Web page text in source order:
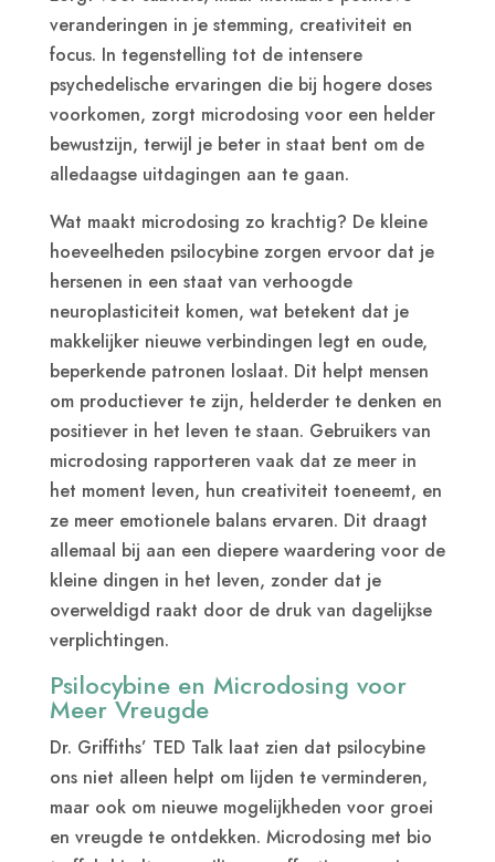
veranderingen in je stemming, creativiteit en
focus. In tegenstelling tot de intensere
psychedelische ervaringen die bij hogere doses
voorkomen, zorgt microdosing voor een helder
bewustzijn, terwijl je beter in staat bent om de
alledaagse uitdagingen aan te gaan.
Wat maakt microdosing zo krachtig? De kleine
hoeveelheden psilocybine zorgen ervoor dat je
hersenen in een staat van verhoogde
neuroplasticiteit komen, wat betekent dat je
makkelijker nieuwe verbindingen legt en oude,
beperkende patronen loslaat. Dit helpt mensen
om productiever te zijn, helderder te denken en
positiever in het leven te staan. Gebruikers van
microdosing rapporteren vaak dat ze meer in
het moment leven, hun creativiteit toeneemt, en
ze meer emotionele balans ervaren. Dit draagt
allemaal bij aan een diepere waardering voor de
kleine dingen in het leven, zonder dat je
overweldigd raakt door de druk van dagelijkse
verplichtingen.
Psilocybine en Microdosing voor
Meer Vreugde
Dr. Griffiths’ TED Talk laat zien dat psilocybine
ons niet alleen helpt om lijden te verminderen,
maar ook om nieuwe mogelijkheden voor groei
en vreugde te ontdekken. Microdosing met bio